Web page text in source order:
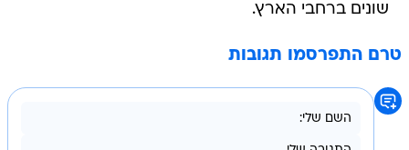
שונים ברחבי הארץ.
טרם התפרסמו תגובות